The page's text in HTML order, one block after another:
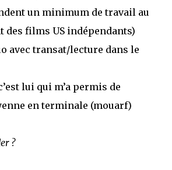
un minimum de travail au
des films US indépendants)
avec transat/lecture dans le
lui qui m’a permis de
en terminale (mouarf)
?